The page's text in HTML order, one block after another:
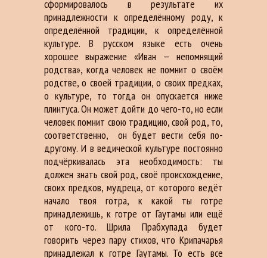
сформировалось в результате их
принадлежности к определённому роду, к
определённой традиции, к определённой
культуре. В русском языке есть очень
хорошее выражение «Иван — непомнящий
родства», когда человек не помнит о своём
родстве, о своей традиции, о своих предках,
о культуре, то тогда он опускается ниже
плинтуса. Он может дойти до чего-то, но если
человек помнит свою традицию, свой род, то,
соответственно,
он будет вести себя по-
другому. И в ведической культуре постоянно
подчёркивалась эта необходимость: ты
должен знать свой род, своё происхождение,
своих предков, мудреца, от которого ведёт
начало твоя готра, к какой ты готре
принадлежишь, к готре от Гаутамы или ещё
от кого-то. Шрила Прабхупада будет
говорить через пару стихов, что Крипачарья
принадлежал к готре Гаутамы. То есть все